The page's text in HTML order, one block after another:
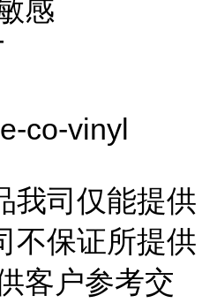
感
co-vinyl
我司仅能提供
不保证所提供
客户参考交